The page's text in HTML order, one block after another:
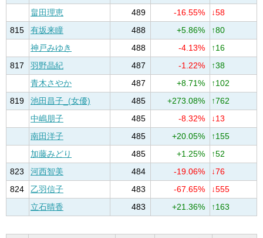
畠田理恵
489 -16.55%
↓58
815
有坂来瞳 488 +5.86%
↑80
神戸みゆき
488 -4.13%
↑16
817
羽野晶紀 487 -1.22%
↑38
青木さやか
487 +8.71%
↑102
819
池田昌子_(女優) 485 +273.08%
↑762
中嶋朋子
485 -8.32%
↓13
南田洋子
485 +20.05%
↑155
加藤みどり
485 +1.25%
↑52
823
河西智美 484 -19.06%
↓76
824
乙羽信子 483 -67.65%
↓555
立石晴香
483 +21.36% ↑163